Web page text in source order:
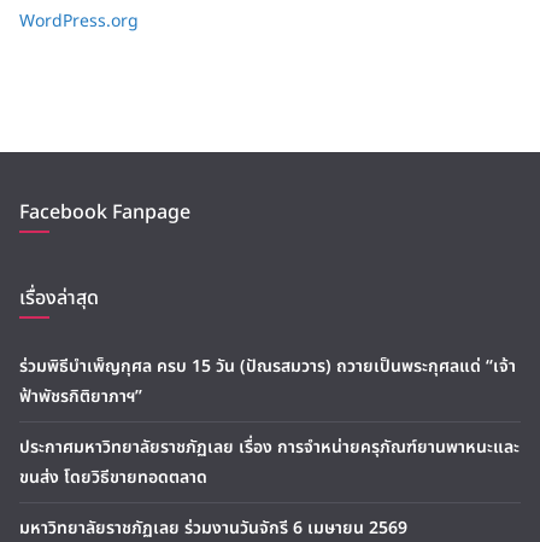
WordPress.org
Facebook Fanpage
เรื่องล่าสุด
ร่วมพิธีบำเพ็ญกุศล ครบ 15 วัน (ปัณรสมวาร) ถวายเป็นพระกุศลแด่ “เจ้า
ฟ้าพัชรกิติยาภาฯ”
ประกาศมหาวิทยาลัยราชภัฏเลย เรื่อง การจำหน่ายครุภัณฑ์ยานพาหนะและ
ขนส่ง โดยวิธีขายทอดตลาด
มหาวิทยาลัยราชภัฏเลย ร่วมงานวันจักรี 6 เมษายน 2569